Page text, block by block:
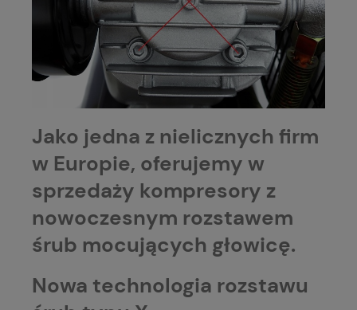
Jako jedna z nielicznych firm
w Europie, oferujemy w
sprzedaży kompresory z
nowoczesnym rozstawem
śrub mocujących głowicę.
Nowa technologia rozstawu